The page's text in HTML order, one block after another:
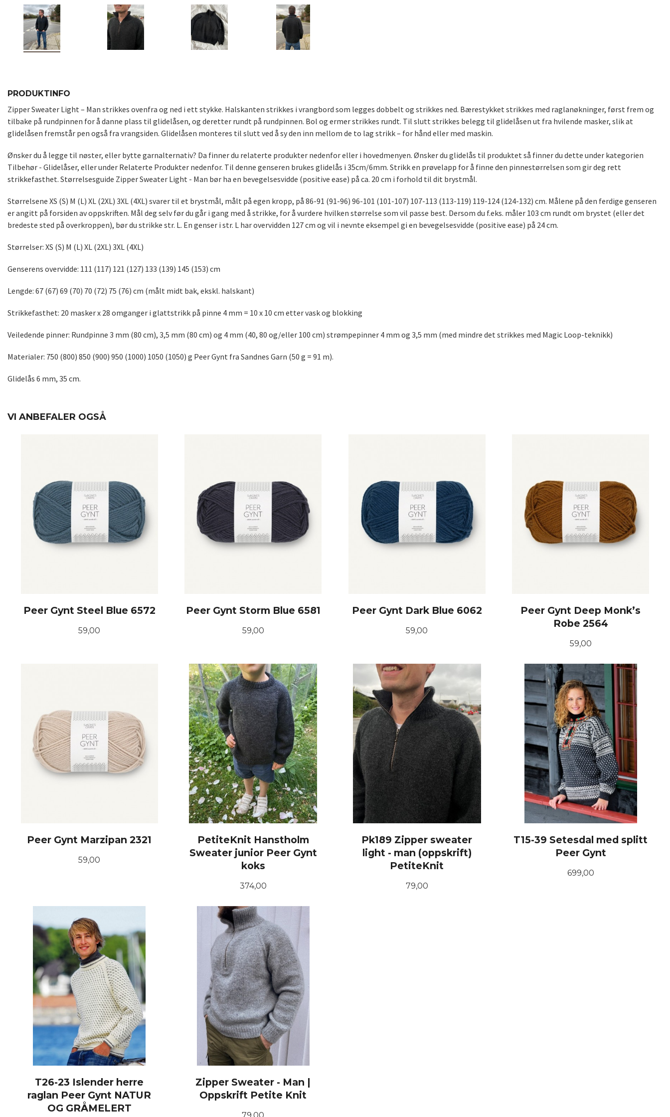
PRODUKTINFO
Zipper Sweater Light – Man strikkes ovenfra og ned i ett stykke. Halskanten strikkes i vrangbord som legges dobbelt og strikkes ned. Bærestykket strikkes med raglanøkninger, først frem og
tilbake på rundpinnen for å danne plass til glidelåsen, og deretter rundt på rundpinnen. Bol og ermer strikkes rundt. Til slutt strikkes belegg til glidelåsen ut fra hvilende masker, slik at
glidelåsen fremstår pen også fra vrangsiden. Glidelåsen monteres til slutt ved å sy den inn mellom de to lag strikk – for hånd eller med maskin.
Ønsker du å legge til nøster, eller bytte garnalternativ? Da finner du relaterte produkter nedenfor eller i hovedmenyen. Ønsker du glidelås til produktet så finner du dette under kategorien
Tilbehør - Glidelåser, eller under Relaterte Produkter nedenfor. Til denne genseren brukes glidelås i 35cm/6mm. Strikk en prøvelapp for å finne den pinnestørrelsen som gir deg rett
strikkefasthet. Størrelsesguide Zipper Sweater Light - Man bør ha en bevegelsesvidde (positive ease) på ca. 20 cm i forhold til dit brystmål.
Størrelsene XS (S) M (L) XL (2XL) 3XL (4XL) svarer til et brystmål, målt på egen kropp, på 86-91 (91-96) 96-101 (101-107) 107-113 (113-119) 119-124 (124-132) cm. Målene på den ferdige genseren
er angitt på forsiden av oppskriften. Mål deg selv før du går i gang med å strikke, for å vurdere hvilken størrelse som vil passe best. Dersom du f.eks. måler 103 cm rundt om brystet (eller det
bredeste sted på overkroppen), bør du strikke str. L. En genser i str. L har overvidden 127 cm og vil i nevnte eksempel gi en bevegelsesvidde (positive ease) på 24 cm.
Størrelser: XS (S) M (L) XL (2XL) 3XL (4XL)
Genserens overvidde: 111 (117) 121 (127) 133 (139) 145 (153) cm
Lengde: 67 (67) 69 (70) 70 (72) 75 (76) cm (målt midt bak, ekskl. halskant)
Strikkefasthet: 20 masker x 28 omganger i glattstrikk på pinne 4 mm = 10 x 10 cm etter vask og blokking
Veiledende pinner: Rundpinne 3 mm (80 cm), 3,5 mm (80 cm) og 4 mm (40, 80 og/eller 100 cm) strømpepinner 4 mm og 3,5 mm (med mindre det strikkes med Magic Loop-teknikk)
Materialer: 750 (800) 850 (900) 950 (1000) 1050 (1050) g Peer Gynt fra Sandnes Garn (50 g = 91 m).
Glidelås 6 mm, 35 cm.
VI ANBEFALER OGSÅ
Peer Gynt Steel Blue 6572
Pris
59,00
Peer Gynt Storm Blue 6581
Pris
59,00
KJØP
Peer Gynt Dark Blue 6062
Pris
59,00
Peer Gynt Deep Monk’s
Robe 2564
Pris
59,00
KJØP
Peer Gynt Marzipan 2321
Pris
59,00
PetiteKnit Hanstholm
Sweater junior Peer Gynt
koks
Pris
374,00
LES MER
Pk189 Zipper sweater
light - man (oppskrift)
PetiteKnit
Pris
79,00
T15-39 Setesdal med splitt
Peer Gynt
Pris
699,00
T26-23 Islender herre
raglan Peer Gynt NATUR
OG GRÅMELERT
Zipper Sweater - Man |
Oppskrift Petite Knit
Pris